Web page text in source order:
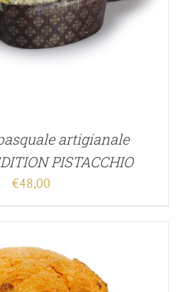
artigianale
PISTACCHIO
€48,00